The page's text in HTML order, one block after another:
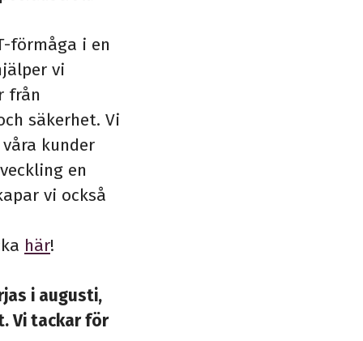
förmåga i en
vi
från
säkerhet. Vi
kunder
en
vi också
här!
i augusti,
Vi tackar för